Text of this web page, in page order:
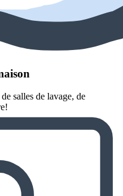
salles de lavage, de